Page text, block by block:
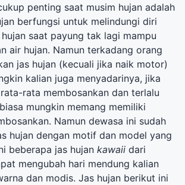
penting saat musim hujan adalah
berfungsi untuk melindungi diri
saat payung tak lagi mampu
air hujan. Namun terkadang orang
jas hujan (kecuali jika naik motor)
kalian juga menyadarinya, jika
rata membosankan dan terlalu
mungkin memang memiliki
Namun dewasa ini sudah
hujan dengan motif dan model yang
beberapa jas hujan kawaii dari
mengubah hari mendung kalian
dan modis. Jas hujan berikut ini